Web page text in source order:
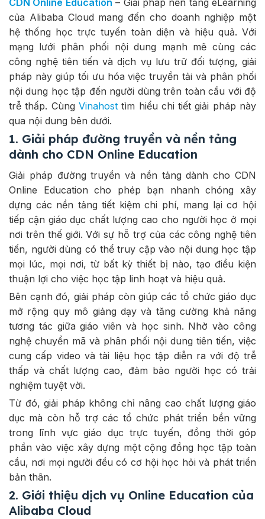
CDN Online Education – Giải pháp nền tảng eLearning
của Alibaba Cloud mang đến cho doanh nghiệp một
hệ thống học trực tuyến toàn diện và hiệu quả. Với
mạng lưới phân phối nội dung mạnh mẽ cùng các
công nghệ tiên tiến và dịch vụ lưu trữ đối tượng, giải
pháp này giúp tối ưu hóa việc truyền tải và phân phối
nội dung học tập đến người dùng trên toàn cầu với độ
trễ thấp. Cùng Vinahosttìm hiểu chi tiết giải pháp này
qua nội dung bên dưới.
1. Giải pháp đường truyền và nền tảng
dành cho CDN Online Education
Giải pháp đường truyền và nền tảng dành cho CDN
Online Education cho phép bạn nhanh chóng xây
dựng các nền tảng tiết kiệm chi phí, mang lại cơ hội
tiếp cận giáo dục chất lượng cao cho người học ở mọi
nơi trên thế giới. Với sự hỗ trợ của các công nghệ tiên
tiến, người dùng có thể truy cập vào nội dung học tập
mọi lúc, mọi nơi, từ bất kỳ thiết bị nào, tạo điều kiện
thuận lợi cho việc học tập linh hoạt và hiệu quả.
Bên cạnh đó, giải pháp còn giúp các tổ chức giáo dục
mở rộng quy mô giảng dạy và tăng cường khả năng
tương tác giữa giáo viên và học sinh. Nhờ vào công
nghệ chuyển mã và phân phối nội dung tiên tiến, việc
cung cấp video và tài liệu học tập diễn ra với độ trễ
thấp và chất lượng cao, đảm bảo người học có trải
nghiệm tuyệt vời.
Từ đó, giải pháp không chỉ nâng cao chất lượng giáo
dục mà còn hỗ trợ các tổ chức phát triển bền vững
trong lĩnh vực giáo dục trực tuyến, đồng thời góp
phần vào việc xây dựng một cộng đồng học tập toàn
cầu, nơi mọi người đều có cơ hội học hỏi và phát triển
bản thân.
2. Giới thiệu dịch vụ Online Education của
Alibaba Cloud